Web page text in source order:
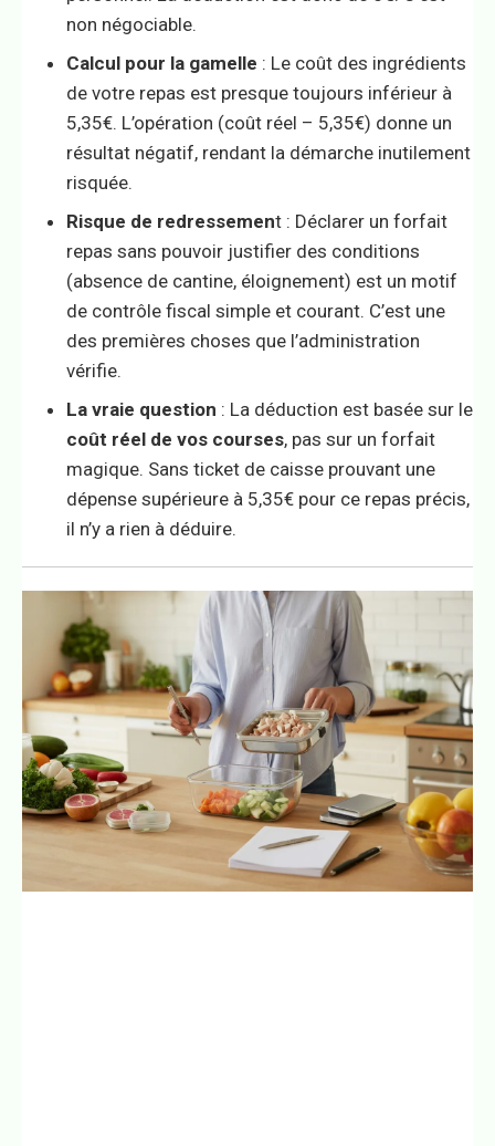
non négociable.
Calcul pour la gamelle : Le coût des ingrédients
de votre repas est presque toujours inférieur à
5,35€. L’opération (coût réel – 5,35€) donne un
résultat négatif, rendant la démarche inutilement
risquée.
Risque de redressement : Déclarer un forfait
repas sans pouvoir justifier des conditions
(absence de cantine, éloignement) est un motif
de contrôle fiscal simple et courant. C’est une
des premières choses que l’administration
vérifie.
La vraie question : La déduction est basée sur le
coût réel de vos courses, pas sur un forfait
magique. Sans ticket de caisse prouvant une
dépense supérieure à 5,35€ pour ce repas précis,
il n’y a rien à déduire.